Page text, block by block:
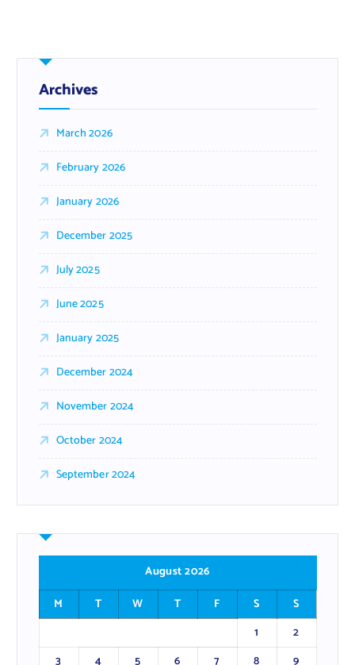
Archives
March 2026
February 2026
January 2026
December 2025
July 2025
June 2025
January 2025
December 2024
November 2024
October 2024
September 2024
August 2026
M
T W T F S
S
1
2
3
4 5 6 7 8
9